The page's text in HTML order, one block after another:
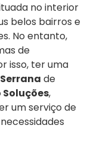
no interior
belos bairros e
No entanto,
de
isso, ter uma
de
Soluções,
um serviço de